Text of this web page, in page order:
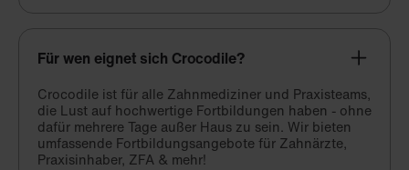
Für wen eignet sich Crocodile?
Crocodile ist für alle Zahnmediziner und Praxisteams,
die Lust auf hochwertige Fortbildungen haben - ohne
dafür mehrere Tage außer Haus zu sein. Wir bieten
umfassende Fortbildungsangebote für Zahnärzte,
Praxisinhaber, ZFA & mehr!